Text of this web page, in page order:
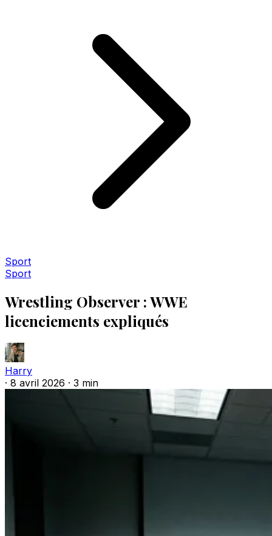
Sport
Sport
Wrestling Observer : WWE
licenciements expliqués
Harry
· 8 avril 2026 · 3 min